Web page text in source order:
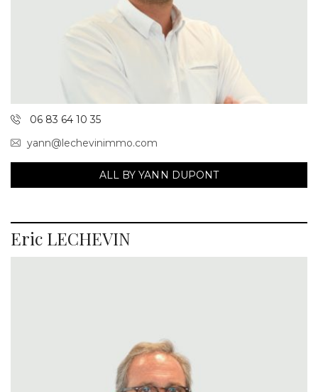
06 83 64 10 35
yann@lechevinimmo.com
ALL BY YANN DUPONT
Eric LECHEVIN